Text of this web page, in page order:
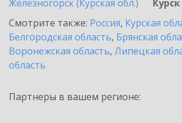
Железногорск (Курская обл.)
Курск
Смотрите также: Россия, Курская
Белгородская область, Брянская
Воронежская область, Липецкая
область
Партнеры в вашем регионе: